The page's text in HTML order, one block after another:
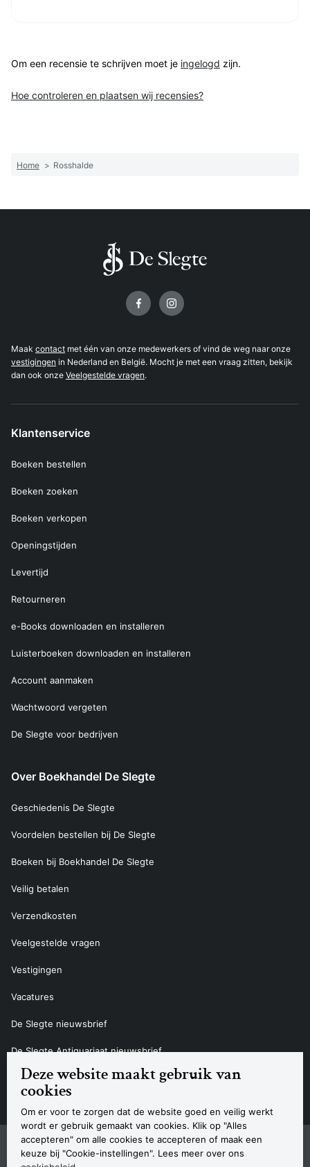
Deze website maakt gebruik van
cookies
Om er voor te zorgen dat de website goed en veilig werkt
wordt er gebruik gemaakt van cookies. Klik op "Alles
accepteren" om alle cookies te accepteren of maak een
keuze bij "Cookie-instellingen". Lees meer over ons
Om een recensie te schrijven moet je ingelogd zijn.
Hoe controleren en plaatsen wij recensies?
Home > Rosshalde
Maak contact met één van onze medewerkers of vind de weg naar onze
vestigingen in Nederland en België. Mocht je met een vraag zitten, bekijk
dan ook onze Veelgestelde vragen.
Klantenservice
Boeken bestellen
Boeken zoeken
Boeken verkopen
Openingstijden
Levertijd
Retourneren
e-Books downloaden en installeren
Luisterboeken downloaden en installeren
Account aanmaken
Wachtwoord vergeten
De Slegte voor bedrijven
Over Boekhandel De Slegte
Geschiedenis De Slegte
Voordelen bestellen bij De Slegte
Boeken bij Boekhandel De Slegte
Veilig betalen
Verzendkosten
Veelgestelde vragen
Vestigingen
Vacatures
De Slegte nieuwsbrief
De Slegte Antiquariaat nieuwsbrief
Contact
Navigatie
SitemapPrivacyverklaring CookieverklaringAlgemene voorwaardenDisclaimer
Contact